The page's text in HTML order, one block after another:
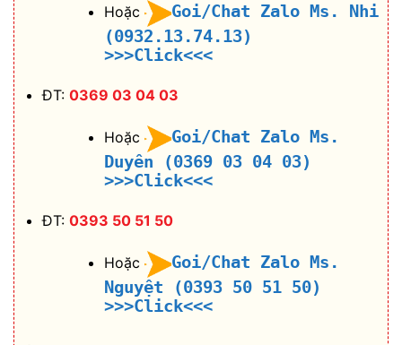
Hoặc
Goi/Chat Zalo Ms. Nhi
(0932.13.74.13)
>>>Click<<<
ĐT: 0369 03 04 03
Hoặc
Goi/Chat Zalo Ms.
Duyên (0369 03 04 03)
>>>Click<<<
ĐT: 0393 50 51 50
Hoặc
Goi/Chat Zalo Ms.
Nguyệt (0393 50 51 50)
>>>Click<<<